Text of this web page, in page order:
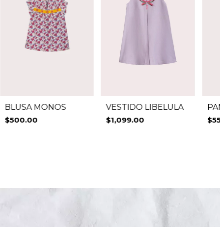
BLUSA MOÑOS
$500.00
VESTIDO LIBELULA
$1,099.00